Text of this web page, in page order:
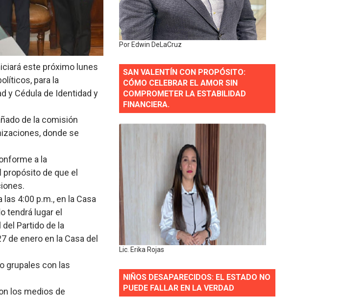
mes de nacimiento en municipios pequeños
de excelencia en el sector gastronómico
bancos del mundo
y Externa para fortalecer gestión comunicacional en salud
críticas destempladas sobre Presa de Guaiguí: "Es ignorancia supina"
la frontera dominicana
este próximo lunes
para la
y Cédula de Identidad y
de la comisión
donde se
a la
de que el
4:00 p.m., en la Casa
tendrá lugar el
Partido de la
de enero en la Casa del
grupales con las
los medios de
Por Edwin DeLaCruz
SAN VALENTÍN CON PROPÓSITO:
CÓMO CELEBRAR EL AMOR SIN
COMPROMETER LA ESTABILIDAD
FINANCIERA.
Lic. Erika Rojas
NIÑOS DESAPARECIDOS: EL ESTADO NO
PUEDE FALLAR EN LA VERDAD